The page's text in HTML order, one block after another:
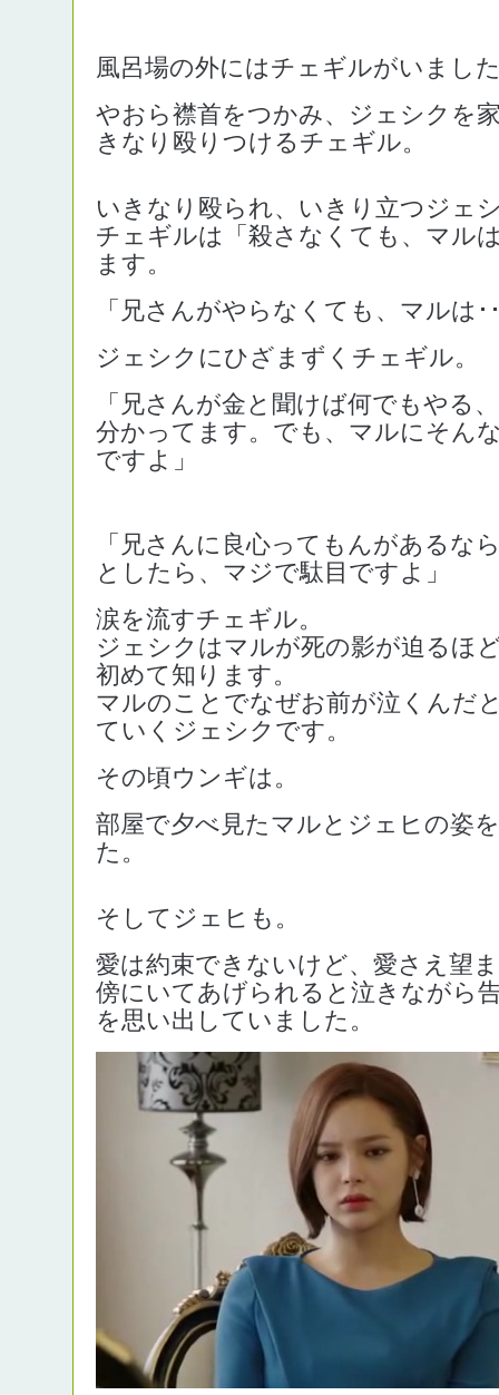
風呂場の外にはチェギルがいまし
やおら襟首をつかみ、ジェシクを
きなり殴りつけるチェギル。
いきなり殴られ、いきり立つジェ
チェギルは「殺さなくても、マル
ます。
「兄さんがやらなくても、マルは･
ジェシクにひざまずくチェギル。
「兄さんが金と聞けば何でもやる
分かってます。でも、マルにそん
ですよ」
「兄さんに良心ってもんがあるな
としたら、マジで駄目ですよ」
涙を流すチェギル。
ジェシクはマルが死の影が迫るほ
初めて知ります。
マルのことでなぜお前が泣くんだ
ていくジェシクです。
その頃ウンギは。
部屋で夕べ見たマルとジェヒの姿
た。
そしてジェヒも。
愛は約束できないけど、愛さえ望
傍にいてあげられると泣きながら
を思い出していました。